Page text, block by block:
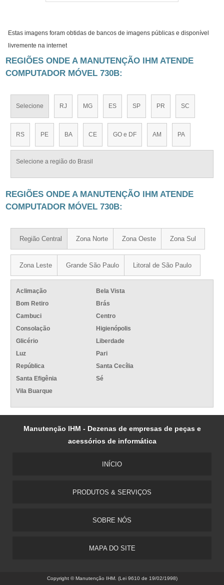
Estas imagens foram obtidas de bancos de imagens públicas e disponível
livremente na internet
REGIÕES ONDE A MANUTENÇÃO IHM ATENDE
COMPUTADOR MÓVEL 730B:
Selecione RJ MG ES SP PR SC
RS PE BA CE GO e DF AM PA
Selecione a região do Brasil
REGIÕES ONDE A MANUTENÇÃO IHM ATENDE
COMPUTADOR MÓVEL 730B:
Região Central Zona Norte Zona Oeste Zona Sul
Zona Leste Grande São Paulo Litoral de São Paulo
Aclimação
Bela Vista
Bom Retiro
Brás
Cambuci
Centro
Consolação
Higienópolis
Glicério
Liberdade
Luz
Pari
República
Santa Cecília
Santa Efigênia
Sé
Vila Buarque
Manutenção IHM - Dezenas de empresas de peças e
acessórios de informática
INÍCIO
PRODUTOS & SERVIÇOS
SOBRE NÓS
MAPA DO SITE
Copyright © Manutenção IHM. (Lei 9610 de 19/02/1998)